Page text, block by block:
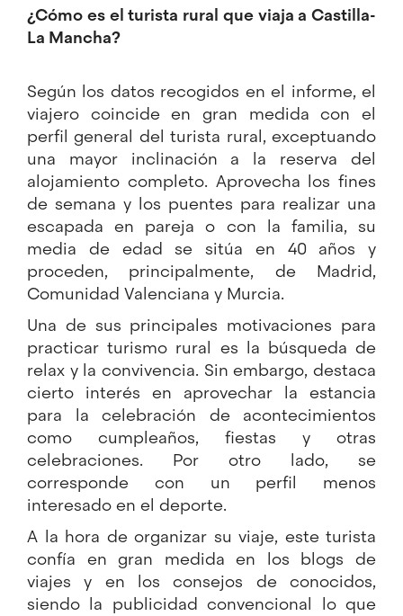
¿Cómo es el turista rural que viaja a Castilla-
La Mancha?
Según los datos recogidos en el informe, el
viajero coincide en gran medida con el
perfil general del turista rural, exceptuando
una mayor inclinación a la reserva del
alojamiento completo. Aprovecha los fines
de semana y los puentes para realizar una
escapada en pareja o con la familia, su
media de edad se sitúa en 40 años y
proceden, principalmente, de Madrid,
Comunidad Valenciana y Murcia.
Una de sus principales motivaciones para
practicar turismo rural es la búsqueda de
relax y la convivencia. Sin embargo, destaca
cierto interés en aprovechar la estancia
para la celebración de acontecimientos
como cumpleaños, fiestas y otras
celebraciones. Por otro lado, se
corresponde con un perfil menos
interesado en el deporte.
A la hora de organizar su viaje, este turista
confía en gran medida en los blogs de
viajes y en los consejos de conocidos,
siendo la publicidad convencional lo que